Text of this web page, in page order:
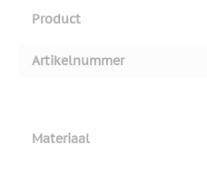
Product
Artikelnummer
Materiaal